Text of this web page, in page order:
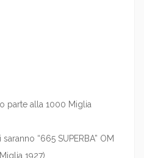
parte alla 1000 Miglia
“665 SUPERBA” OM
1927)